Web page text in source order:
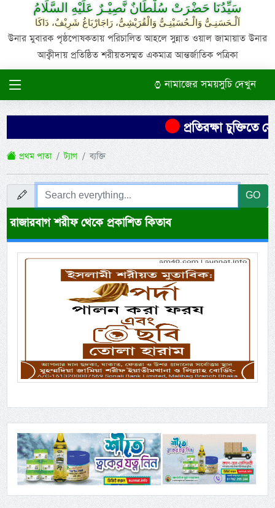
سَيِّدُنَا حَضْرَتْ سُلْطَانٌ نَّصِيْـرٌ عَلَيْهِ السَّلَامُ
اَلْـحَسَنِـىُّ وَالْـحُسَيْنِـىُّ وَالْقُرَيْشِىُّ، رَاجَارْبَاغُ شَرِيْفٌ، دَاكَا
উনার মুবারক পৃষ্ঠপোষকতায় পরিচালিত আহলে সুন্নাত ওয়াল জামায়াত উনার
আক্বীদায় প্রতিষ্ঠিত শরীয়তসম্মত একমাত্র আন্তর্জাতিক পত্রিকা
নামাজের সময়সুচি দেখুন
প্রতিরক্ষা চুক্তিতে
প্রথম পাতা ট্যাগ ব্যক্তি
GO
রাজারবাগ শরীফ থেকে প্রকাশিত কিতাব